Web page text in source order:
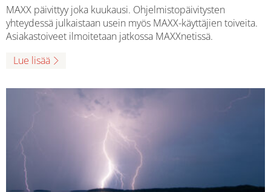
MAXX päivittyy joka kuukausi. Ohjelmistopäivitysten
yhteydessä julkaistaan usein myös MAXX-käyttäjien toiveita.
Asiakastoiveet ilmoitetaan jatkossa MAXXnetissä.
Lue lisää